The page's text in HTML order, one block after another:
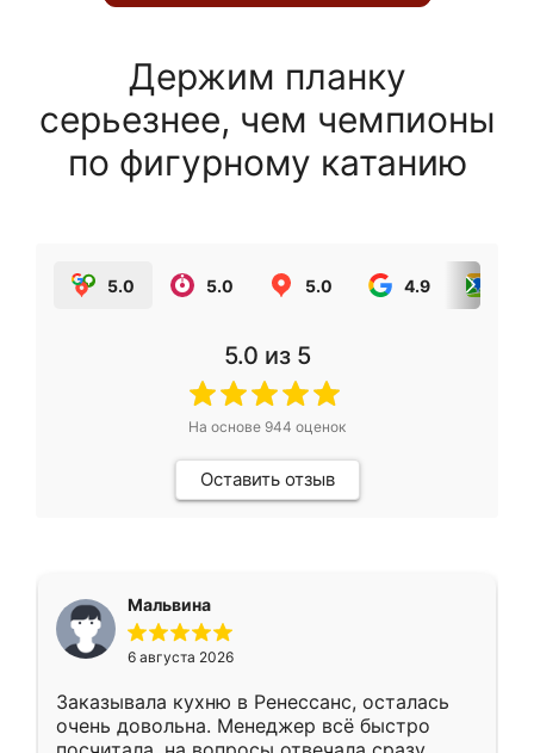
Держим планку
серьезнее, чем чемпионы
по фигурному катанию
5.0 5.0 5.0 4.9
5.0 из 5
На основе 944 оценок
Оставить отзыв
Мальвина
6 августа 2026
Заказывала кухню в Ренессанс, осталась
очень довольна. Менеджер всё быстро